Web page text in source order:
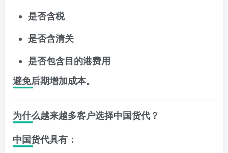
是否含税
是否含清关
是否包含目的港费用
避免后期增加成本。
为什么越来越多客户选择中国货代？
中国货代具有：